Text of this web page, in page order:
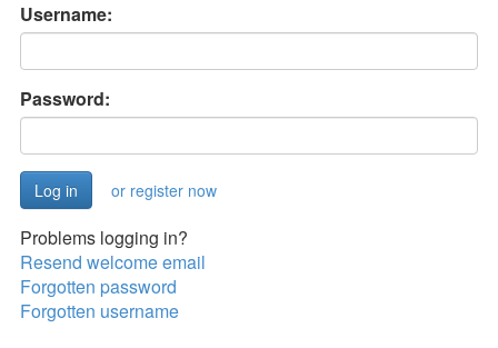
Username:
Password:
or register now
Problems logging in?
Resend welcome email
Forgotten password
Forgotten username